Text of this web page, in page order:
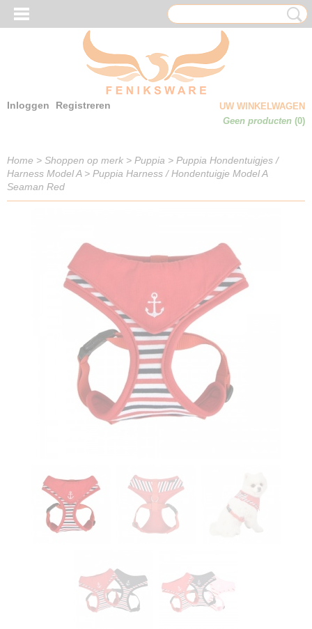
Inloggen Registreren
UW WINKELWAGEN
Geen producten (0)
Home > Shoppen op merk > Puppia > Puppia Hondentuigjes /
Harness Model A> Puppia Harness / Hondentuigje Model A
Seaman Red